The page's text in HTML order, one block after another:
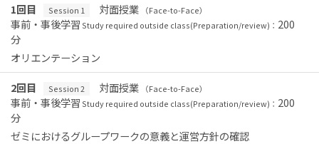
1回目 Session 1 対面授業 （Face-to-Face）
事前・事後学習 Study required outside class(Preparation/review)： 200
分
オリエンテーション
2回目
Session 2 対面授業 （Face-to-Face）
事前・事後学習 Study required outside class(Preparation/review)： 200
分
ゼミにおけるグループワークの意義と運営方針の確認